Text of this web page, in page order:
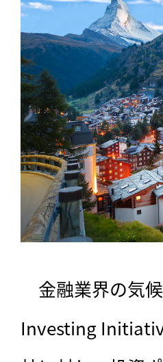
金融業界の気
Investing